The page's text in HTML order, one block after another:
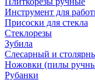
Инструмент для
Присоски для стекла
Стеклорезы
Зубила
Слесарный и
Ножовки (пилы
Рубанки